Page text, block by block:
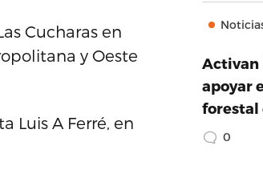
Cucharas en
y Oeste
Luis A Ferré, en
Activan
apoyar
forestal
0